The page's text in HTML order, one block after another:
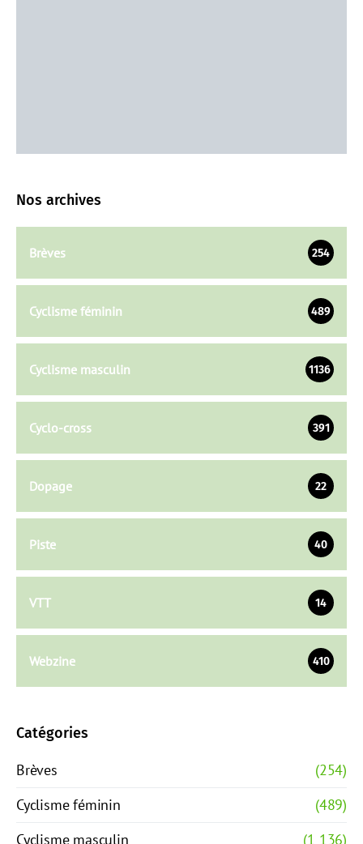
Nos archives
Brèves 254
Cyclisme féminin 489
Cyclisme masculin 1136
Cyclo-cross 391
Dopage 22
Piste 40
VTT 14
Webzine 410
Catégories
Brèves
(254)
Cyclisme féminin
(489)
Cyclisme masculin
(1 136)